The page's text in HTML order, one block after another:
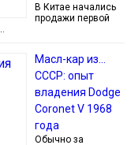
В Китае начались
продажи первой
Масл-кар из…
СССР: опыт
владения Dodge
Coronet V 1968
года
Обычно за